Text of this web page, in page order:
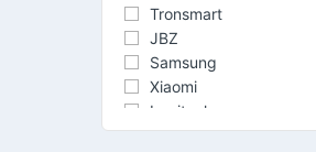
Tronsmart
JBZ
Samsung
Xiaomi
Logitech
PKCB